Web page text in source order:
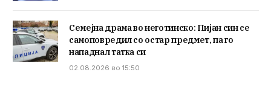
Семејна драма во неготинско: Пијан син се
самоповредил со остар предмет, па го
нападнал татка си
02.08.2026 во 15:50